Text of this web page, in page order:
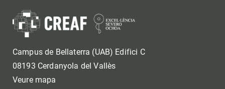
Campus de Bellaterra (UAB) Edifici C
08193 Cerdanyola del Vallès
Veure mapa